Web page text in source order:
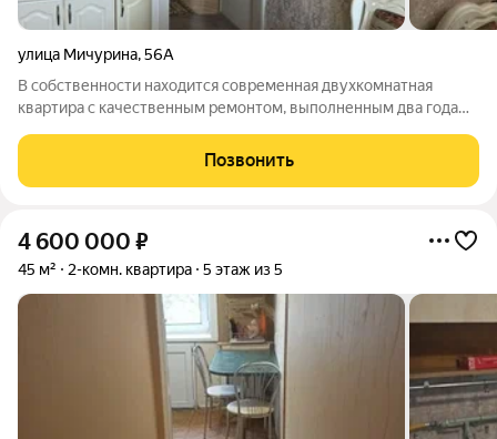
улица Мичурина,56А
В собственности находится современная двухкомнатная
квартира с качественным ремонтом, выполненным два года
обременений, а перепланировка санузла официально
согласована. Площадь кухни составляет 9 кв.
Позвонить
4 600 000 ₽
45 м² 2-комн. квартира 5 этаж из 5